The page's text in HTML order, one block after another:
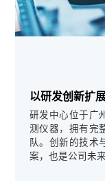
以研发创新扩
研发中心位于广
测仪器，拥有完
队。创新的技术
案，也是公司未